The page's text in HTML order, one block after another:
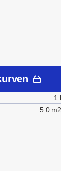
1 l
5.0 m2